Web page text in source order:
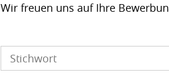
Wir freuen uns auf Ihre